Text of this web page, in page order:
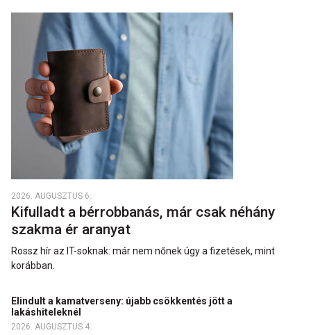
2026. AUGUSZTUS 6.
Kifulladt a bérrobbanás, már csak néhány
szakma ér aranyat
Rossz hír az IT-soknak: már nem nőnek úgy a fizetések, mint
korábban.
Elindult a kamatverseny: újabb csökkentés jött a
lakáshiteleknél
2026. AUGUSZTUS 4.